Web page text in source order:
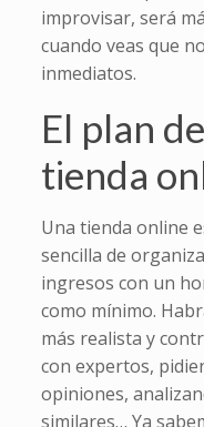
improvisar, será
cuando veas que
inmediatos.
El plan
tienda
Una tienda online
sencilla de
ingresos con un
como mínimo.
más realista y
con expertos,
opiniones,
similares… Ya